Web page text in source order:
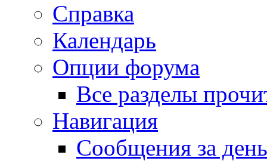
Справка
Календарь
Опции форума
Все разделы
Навигация
Сообщения за день